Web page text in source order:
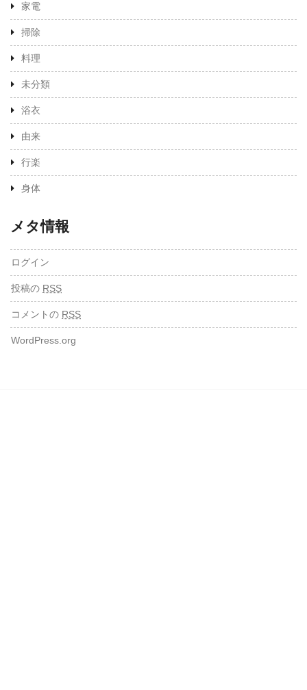
家電
掃除
料理
未分類
浴衣
由来
行楽
身体
メタ情報
ログイン
投稿の RSS
コメントの RSS
WordPress.org